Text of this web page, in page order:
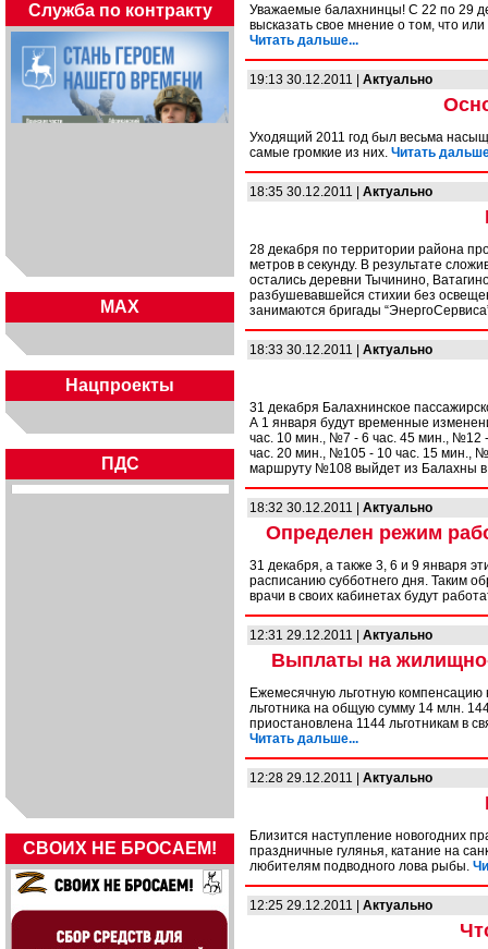
Служба по контракту
MAX
Нацпроекты
ПДС
СВОИХ НЕ БРОСАЕМ!
Уважаемые балахнинцы! С 22 по 29
высказать свое мнение о том, что
Читать дальше...
19:13 30.12.2011 | Актуально
Уходящий 2011 год был весьма
самые громкие из них. Читать
18:35 30.12.2011 | Актуально
28 декабря по территории района
метров в секунду. В результате
остались деревни Тычинино,
разбушевавшейся стихии без
занимаются бригады
18:33 30.12.2011 | Актуально
31 декабря Балахнинское
А 1 января будут временные
час. 10 мин., №7 - 6 час. 45 мин., №12
час. 20 мин., №105 - 10 час. 15 мин.,
маршруту №108 выйдет из Балахны
18:32 30.12.2011 | Актуально
Определен режим
31 декабря, а также 3, 6 и 9 января
расписанию субботнего дня. Таким
врачи в своих кабинетах будут
12:31 29.12.2011 | Актуально
Выплаты на жилищно-
Ежемесячную льготную
льготника на общую сумму 14 млн.
приостановлена 1144 льготникам в
Читать дальше...
12:28 29.12.2011 | Актуально
Близится наступление новогодних
праздничные гулянья, катание на
любителям подводного лова рыбы.
12:25 29.12.2011 | Актуально